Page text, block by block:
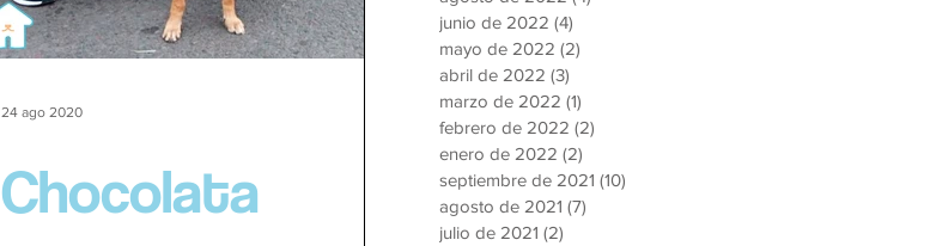
Chocolata
24 ago 2020
junio de 2022 (4)
mayo de 2022 (2)
abril de 2022 (3)
marzo de 2022 (1)
febrero de 2022 (2)
enero de 2022 (2)
septiembre de 2021 (10)
agosto de 2021 (7)
julio de 2021 (2)